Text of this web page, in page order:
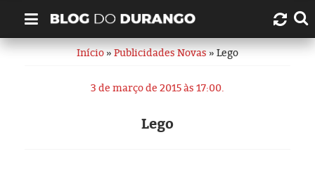
Quem é Durango Duarte?
Links úteis
Contato
Início»Publicidades Novas» Lego
3 de março de 2015 às 17:00.
Lego